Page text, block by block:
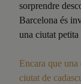
sorprendre
Barcelona és
una ciutat
Encara que
ciutat de